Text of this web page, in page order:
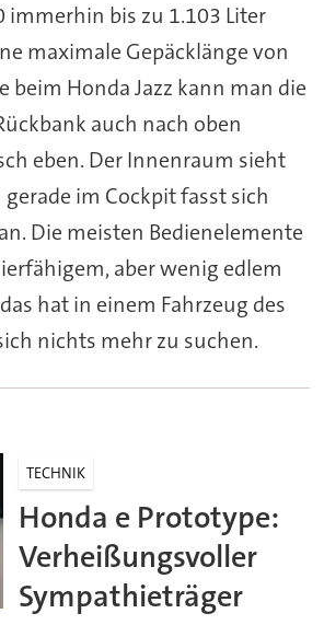
immerhin bis zu 1.103 Liter
maximale Gepäcklänge von
beim Honda Jazz kann man die
auch nach oben
eben. Der Innenraum sieht
gerade im Cockpit fasst sich
Die meisten Bedienelemente
aber wenig edlem
hat in einem Fahrzeug des
nichts mehr zu suchen.
TECHNIK
Honda e Prototype:
Verheißungsvoller
Sympathieträger